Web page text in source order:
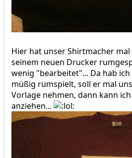
Hier hat unser Shirtmacher
seinem neuen Drucker
wenig "bearbeitet"... Da hab
müßig rumspielt, soll er mal
Vorlage nehmen, dann kann
anziehen...